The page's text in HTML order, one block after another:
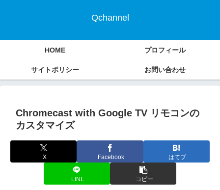
Qchannel
HOME プロフィール
サイトポリシー お問い合わせ
Chromecast with Google TV リモコンの
カスタマイズ
X Facebook はてブ
LINE コピー